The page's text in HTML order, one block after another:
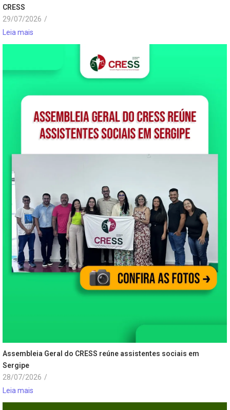
CRESS
29/07/2026 /
Leia mais
Assembleia Geral do CRESS reúne assistentes sociais em
Sergipe
28/07/2026 /
Leia mais